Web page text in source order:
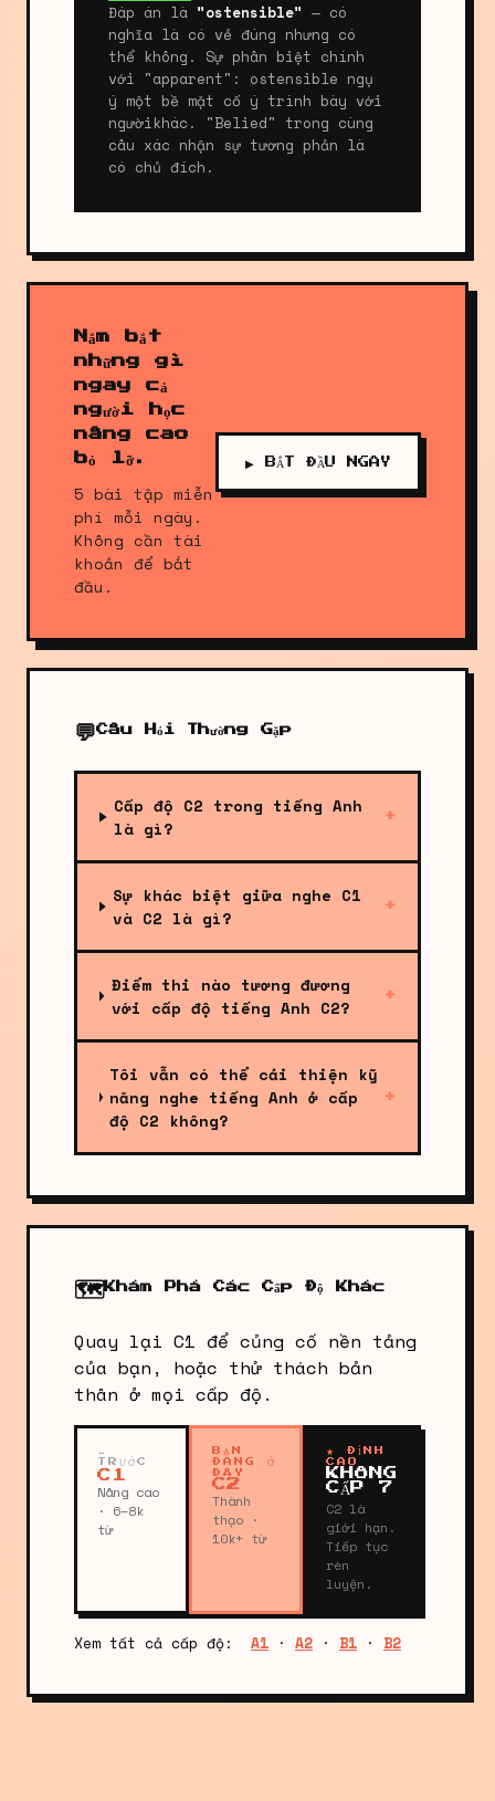
Đáp án là "ostensible" — có
nghĩa là có vẻ đúng nhưng có
thể không. Sự phân biệt chính
với "apparent": ostensible ngụ
ý một bề mặt cố ý trình bày với
ngườikhác. "Belied" trong cùng
câu xác nhận sự tương phản là
có chủ đích.
Nắm bắt
những gì
ngay cả
người học
nâng cao
bỏ lỡ.
5 bài tập miễn
phí mỗi ngày.
Không cần tài
khoản để bắt
đầu.
▶ BẮT ĐẦU NGAY
💬Câu Hỏi Thường Gặp
Cấp độ C2 trong tiếng Anh
là gì?
+
Sự khác biệt giữa nghe C1
và C2 là gì?
+
Điểm thi nào tương đương
với cấp độ tiếng Anh C2?
+
Tôi vẫn có thể cải thiện kỹ
năng nghe tiếng Anh ở cấp
độ C2 không?
+
🗺️ Khám Phá Các Cấp Độ Khác
Quay lại C1 để củng cố nền tảng
của bạn, hoặc thử thách bản
thân ở mọi cấp độ.
←
TRƯỚC
C1
Nâng cao
· 6–8k
từ
BẠN
ĐANG Ở
ĐÂY
C2
Thành
thạo ·
10k+ từ
★ ĐỈNH
CAO
KHÔNG
CẤP 7
C2 là
giới hạn.
Tiếp tục
rèn
luyện.
Xem tất cả cấp độ: A1 · A2 · B1 · B2